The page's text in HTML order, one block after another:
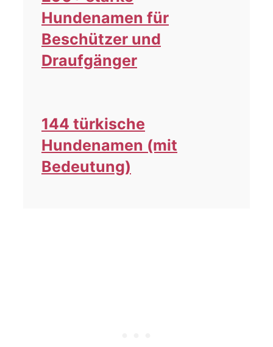
Hundenamen für
Beschützer und
Draufgänger
144 türkische
Hundenamen (mit
Bedeutung)